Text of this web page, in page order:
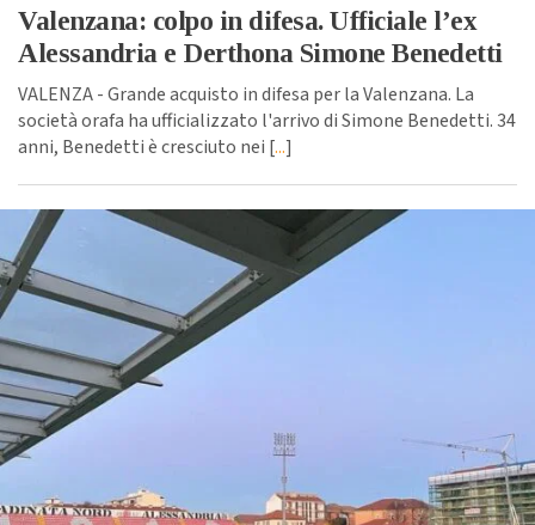
Valenzana: colpo in difesa. Ufficiale l’ex
Alessandria e Derthona Simone Benedetti
VALENZA - Grande acquisto in difesa per la Valenzana. La
società orafa ha ufficializzato l'arrivo di Simone Benedetti. 34
anni, Benedetti è cresciuto nei [...]